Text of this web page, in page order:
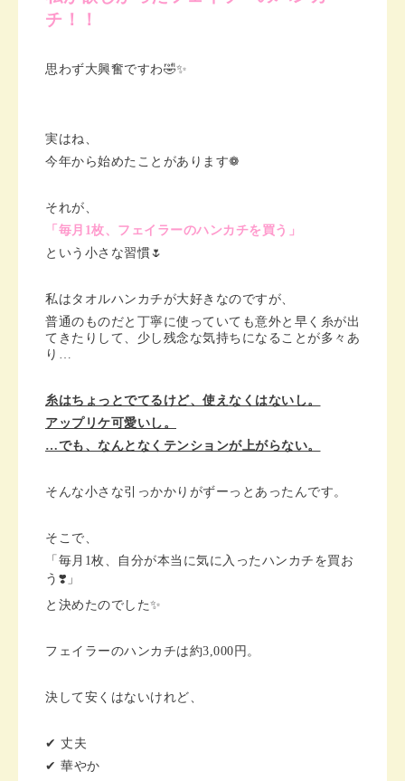
チ！！
思わず大興奮ですわ🤣✨
実はね、
今年から始めたことがあります❁︎
それが、
「毎月1枚、フェイラーのハンカチを買う」
という小さな習慣🌷
私はタオルハンカチが大好きなのですが、
普通のものだと丁寧に使っていても意外と早く糸が出
てきたりして、少し残念な気持ちになることが多々あ
り…
糸はちょっとでてるけど、使えなくはないし。
アップリケ可愛いし。
…でも、なんとなくテンションが上がらない。
そんな小さな引っかかりがずーっとあったんです。
そこで、
「毎月1枚、自分が本当に気に入ったハンカチを買お
う❣️」
と決めたのでした✨
フェイラーのハンカチは約3,000円。
決して安くはないけれど、
✔ 丈夫
✔ 華やか